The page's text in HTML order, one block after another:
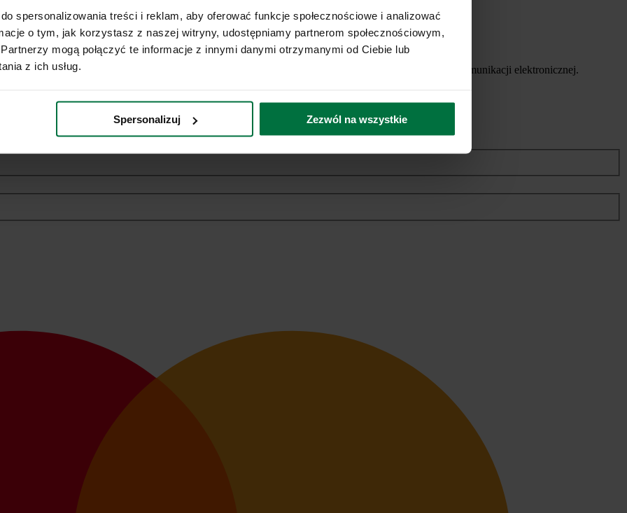
spersonalizowania treści i reklam, aby oferować funkcje społecznościowe i analizować
o tym, jak korzystasz z naszej witryny, udostępniamy partnerom społecznościowym,
mogą połączyć te informacje z innymi danymi otrzymanymi od Ciebie lub
z ich usług.
Spersonalizuj Zezwól na wszystkie
danych osobowych w celach marketingowych dotyczących oferowanych usług, za pomocą środków komunikacji elektronicznej.